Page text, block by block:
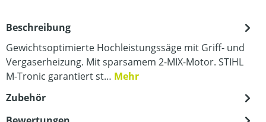
Beschreibung
Gewichtsoptimierte Hochleistungssäge mit Griff- und
Vergaserheizung. Mit sparsamem 2-MIX-Motor. STIHL
M-Tronic garantiert st… Mehr
Zubehör